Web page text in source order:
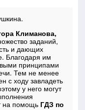
Климанова,
заданий,
и дающих
Благодаря им
принципами
Тем не менее
с ходу завладеть
у него могут
на помощь ГДЗ по